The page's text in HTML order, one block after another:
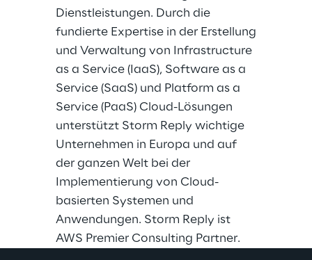
Dienstleistungen. Durch die
fundierte Expertise in der Erstellung
und Verwaltung von Infrastructure
as a Service (IaaS), Software as a
Service (SaaS) und Platform as a
Service (PaaS) Cloud-Lösungen
unterstützt Storm Reply wichtige
Unternehmen in Europa und auf
der ganzen Welt bei der
Implementierung von Cloud-
basierten Systemen und
Anwendungen. Storm Reply ist
AWS Premier Consulting Partner.